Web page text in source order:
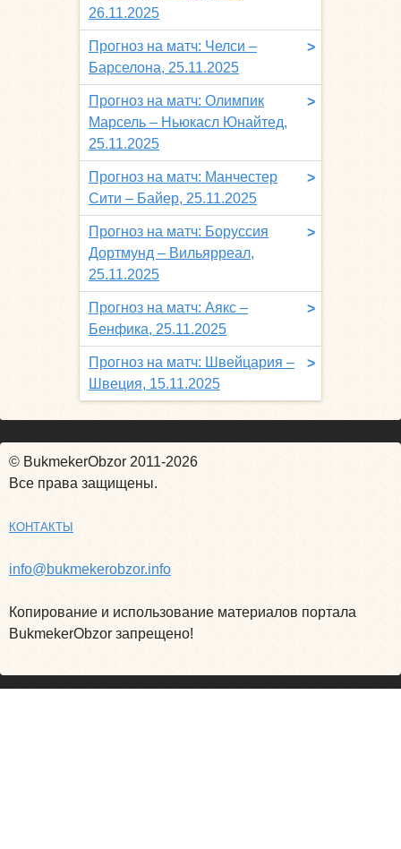
26.11.2025
>
Прогноз на матч: Челси –
Барселона, 25.11.2025
>
Прогноз на матч: Олимпик
Марсель – Ньюкасл Юнайтед,
25.11.2025
>
Прогноз на матч: Манчестер
Сити – Байер, 25.11.2025
>
Прогноз на матч: Боруссия
Дортмунд – Вильярреал,
25.11.2025
>
Прогноз на матч: Аякс –
Бенфика, 25.11.2025
>
Прогноз на матч: Швейцария –
Швеция, 15.11.2025
© BukmekerObzor 2011-2026
Все права защищены.
КОНТАКТЫ
info@bukmekerobzor.info
Копирование и использование материалов портала
BukmekerObzor запрещено!